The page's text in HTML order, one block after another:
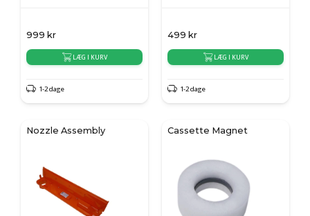
999 kr
LÆG I KURV
1-2 dage
499 kr
LÆG I KURV
1-2 dage
Nozzle Assembly Cassette Magnet